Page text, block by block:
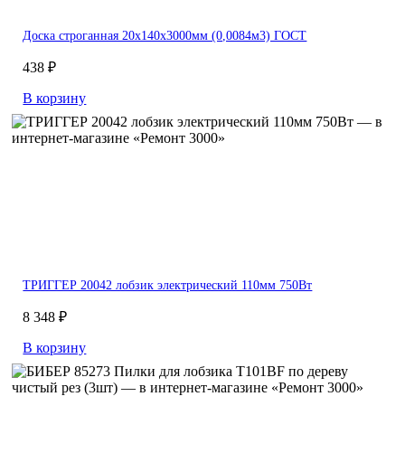
Доска строганная 20х140х3000мм (0,0084м3) ГОСТ
438 ₽
В корзину
ТРИГГЕР 20042 лобзик электрический 110мм 750Вт
8 348 ₽
В корзину